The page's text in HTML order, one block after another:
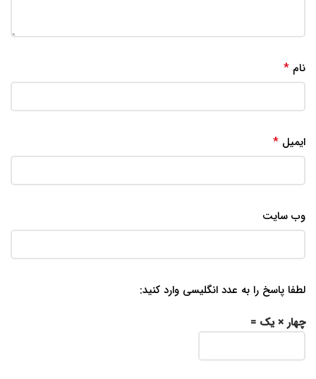
نام *
ایمیل *
وب‌ سایت
لطفا پاسخ را به عدد انگلیسی وارد کنید:
چهار × یک =